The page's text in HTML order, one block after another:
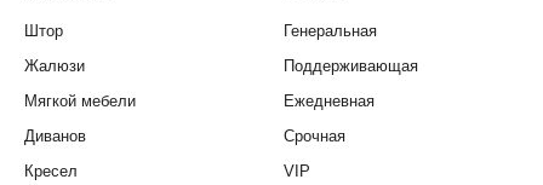
Штор
Жалюзи
Мягкой мебели
Диванов
Кресел
Генеральная
Поддерживающая
Ежедневная
Срочная
VIP